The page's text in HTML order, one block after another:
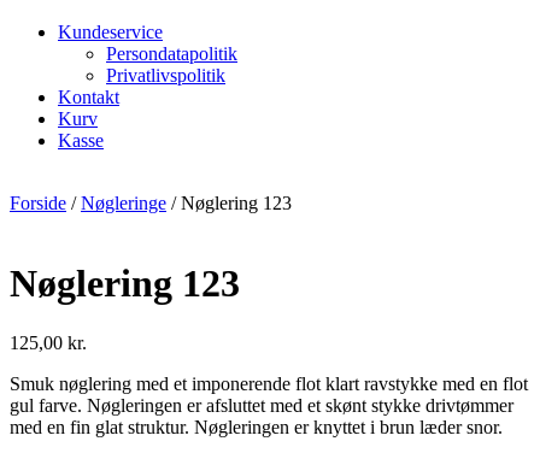
Kundeservice
Persondatapolitik
Privatlivspolitik
Kontakt
Kurv
Kasse
Forside /Nøgleringe / Nøglering 123
Nøglering 123
125,00 kr.
Smuk nøglering med et imponerende flot klart ravstykke med en flot
gul farve. Nøgleringen er afsluttet med et skønt stykke drivtømmer
med en fin glat struktur. Nøgleringen er knyttet i brun læder snor.